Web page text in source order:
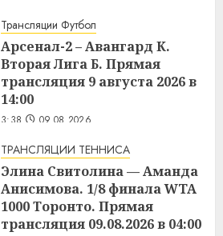
Трансляции Футбол
Арсенал-2 – Авангард К.
Вторая Лига Б. Прямая
трансляция 9 августа 2026 в
14:00
3:38 09.08.2026
ТРАНСЛЯЦИИ ТЕННИСА
Элина Свитолина — Аманда
Анисимова. 1/8 финала WTA
1000 Торонто. Прямая
трансляция 09.08.2026 в 04:00